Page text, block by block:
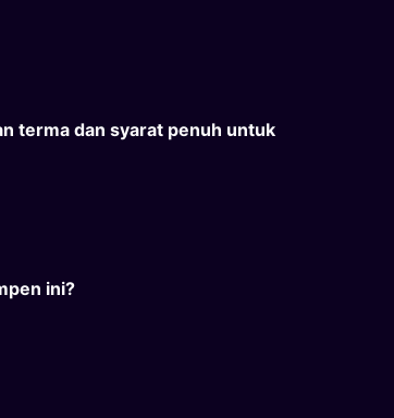
terma dan syarat penuh untuk
ini?